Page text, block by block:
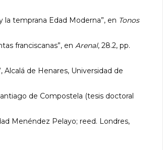
la temprana Edad Moderna”, en Tonos
franciscanas”, enArenal, 28.2, pp.
Alcalá de Henares, Universidad de
de Compostela (tesis doctoral
Menéndez Pelayo; reed. Londres,